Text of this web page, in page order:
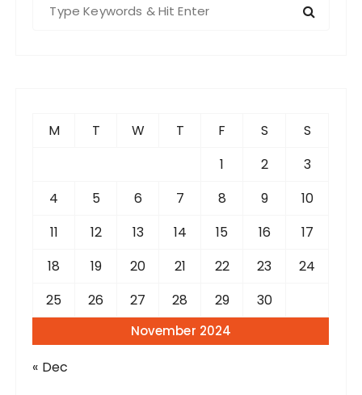
November 2024
M T W T F S
S
1
2
3
4
5 6 7 8 9
10
11
12 13 14 15 16
17
18
19 20 21 22 23
24
25
26 27 28 29 30
« Dec